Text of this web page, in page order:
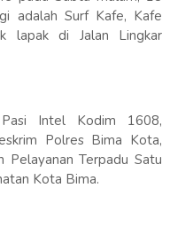
adalah Surf Kafe, Kafe
lapak di Jalan Lingkar
Intel Kodim 1608,
Polres Bima Kota,
Pelayanan Terpadu Satu
Kota Bima.